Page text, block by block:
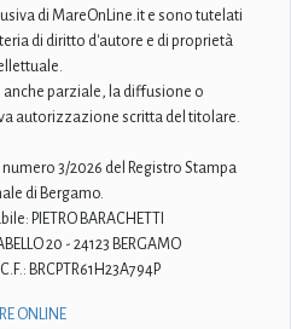
di MareOnLine.it e sono tutelati
di diritto d'autore e di proprietà
anche parziale, la diffusione o
autorizzazione scritta del titolare.
3/2026 del Registro Stampa
di Bergamo.
PIETRO BARACHETTI
20 - 24123 BERGAMO
BRCPTR61H23A794P
ONLINE